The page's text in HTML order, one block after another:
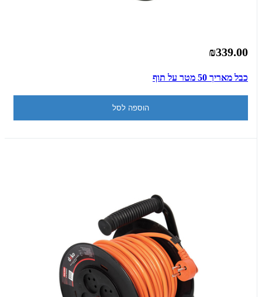
₪339.00
כבל מאריך 50 מטר על תוף
הוספה לסל